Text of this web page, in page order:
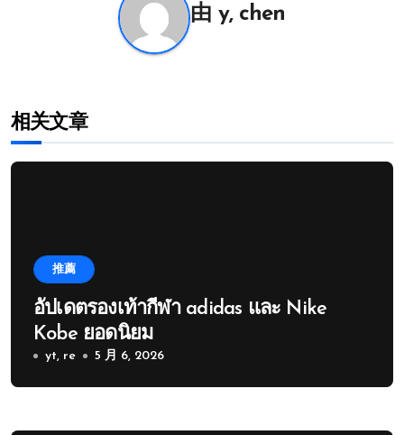
由 y, chen
相关文章
推薦
อัปเดตรองเท้ากีฬา adidas และ Nike
Kobe ยอดนิยม
yt, re 5 月 6, 2026